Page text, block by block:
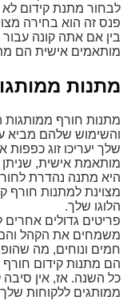
לבחור מתנת קידום
פנס זה הוא בחירה
בין אם אתה קונה
מותאמים אישית הם
מתנות
מתנות חורף ממותגות
והשימוש שלהם מביא
שלך יעריכו זוג
מותאמת אישית,
היא מתנה נהדרת
מצוינת למתנות חורף
הלוגו שלך.
פריטים גדולים
משמחים את הקהל
חמים ונוחים, מה
הם מתנות קידום
כל השנה. אז, אין
ממותגים ללקוחות